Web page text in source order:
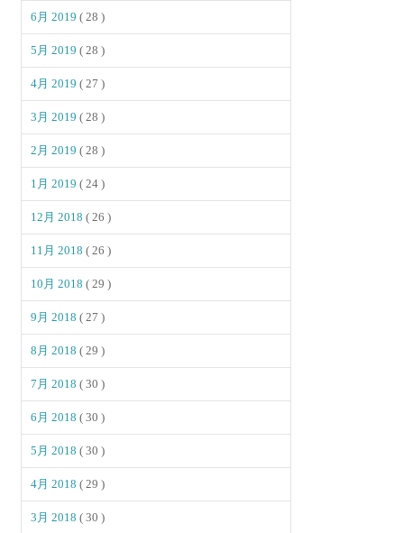
6月 2019( 28 )
5月 2019( 28 )
4月 2019( 27 )
3月 2019( 28 )
2月 2019( 28 )
1月 2019( 24 )
12月 2018( 26 )
11月 2018( 26 )
10月 2018( 29 )
9月 2018( 27 )
8月 2018( 29 )
7月 2018( 30 )
6月 2018( 30 )
5月 2018( 30 )
4月 2018( 29 )
3月 2018( 30 )